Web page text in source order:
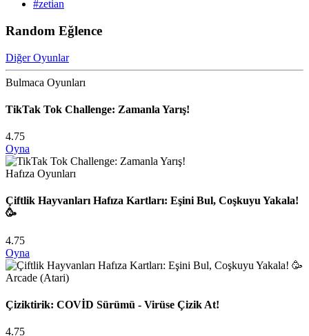
#zetian
Random Eğlence
Diğer Oyunlar
Bulmaca Oyunları
TikTak Tok Challenge: Zamanla Yarış!
4.75
Oyna
Hafıza Oyunları
Çiftlik Hayvanları Hafıza Kartları: Eşini Bul, Coşkuyu Yakala!
🥳
4.75
Oyna
Arcade (Atari)
Çiziktirik: COVİD Sürümü - Virüse Çizik At!
4.75